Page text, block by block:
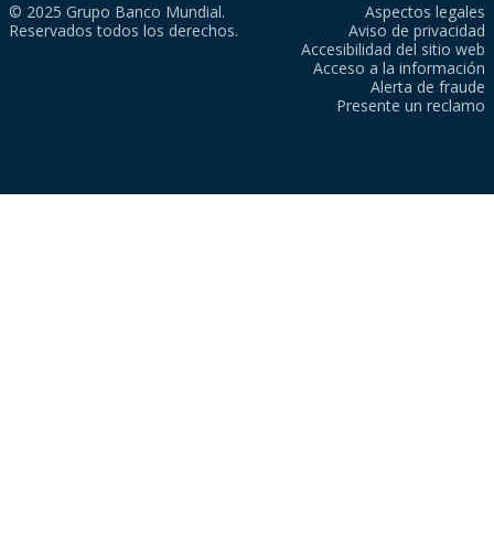
© 2025 Grupo Banco Mundial.
Reservados todos los derechos.
Aspectos legales
Aviso de privacidad
Accesibilidad del sitio web
Acceso a la información
Alerta de fraude
Presente un reclamo